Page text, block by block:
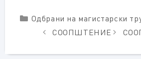
Categories
Одбрани на магистарски
СООПШТЕНИЕ